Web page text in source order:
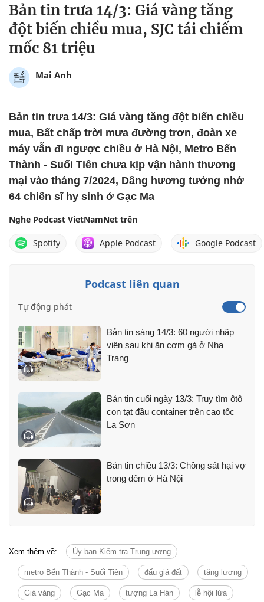
Bản tin trưa 14/3: Giá vàng tăng
đột biến chiều mua, SJC tái chiếm
mốc 81 triệu
Mai Anh
Bản tin trưa 14/3: Giá vàng tăng đột biến chiều
mua, Bất chấp trời mưa đường trơn, đoàn xe
máy vẫn đi ngược chiều ở Hà Nội, Metro Bến
Thành - Suối Tiên chưa kịp vận hành thương
mại vào tháng 7/2024, Dâng hương tưởng nhớ
64 chiến sĩ hy sinh ở Gạc Ma
Podcast liên quan
Tự động phát
Bản tin sáng 14/3: 60 người nhập
viện sau khi ăn cơm gà ở Nha
Trang
Bản tin cuối ngày 13/3: Truy tìm ôtô
con tạt đầu container trên cao tốc
La Sơn
Bản tin chiều 13/3: Chồng sát hại vợ
trong đêm ở Hà Nội
Nghe Podcast VietNamNet trên
Spotify Apple Podcast Google Podcast
Xem thêm về: Ủy ban Kiểm tra Trung ương
metro Bến Thành - Suối Tiên đấu giá đất tăng lương
Giá vàng Gạc Ma tượng La Hán lễ hội lửa